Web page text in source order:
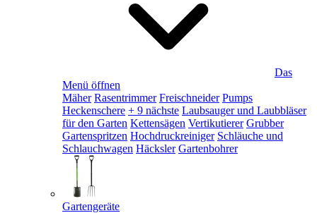
Das
Menü öffnen
Mäher Rasentrimmer Freischneider Pumps
Heckenschere + 9 nächste Laubsauger und Laubbläser
für den Garten Kettensägen Vertikutierer Grubber
Gartenspritzen Hochdruckreiniger Schläuche und
Schlauchwagen Häcksler Gartenbohrer
Gartengeräte